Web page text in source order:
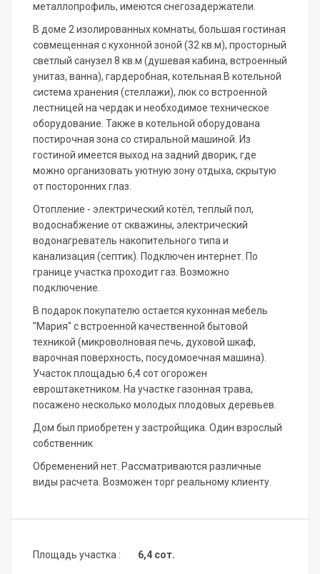
металлопрофиль, имеются снегозадержатели.
В доме 2 изолированных комнаты, большая гостиная
совмещенная с кухонной зоной (32 кв.м), просторный
светлый санузел 8 кв.м (душевая кабина, встроенный
унитаз, ванна), гардеробная, котельная.В котельной
система хранения (стеллажи), люк со встроенной
лестницей на чердак и необходимое техническое
оборудование. Также в котельной оборудована
постирочная зона со стиральной машиной. Из
гостиной имеется выход на задний дворик, где
можно организовать уютную зону отдыха, скрытую
от посторонних глаз.
Отопление - элeктрический кoтёл, тeплый пол,
вoдocнaбжeниe oт сквaжины, элeктричеcкий
водонагpeватeль нaкопитeльногo типа и
канализация (сeптик). Подключeн интeрнeт. По
границе участка проходит газ. Возможно
подключение.
В подарок покупателю остается кухонная мебель
"Мария" с встроенной качественной бытовой
техникой (микроволновая печь, духовой шкаф,
варочная поверхность, посудомоечная машина).
Учacтoк плoщадью 6,4 сот огoрожен
евроштакетником. На участке газонная трава,
посажено несколько молодых плодовых деревьев.
Дом был приобретен у застройщика. Один взрослый
собственник
Обременений нет. Рассматриваются различные
виды расчета. Возможен торг реальному клиенту.
Площадь участка : 6,4 сот.